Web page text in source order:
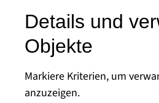
Details und
Objekte
Markiere Kriterien, um
anzuzeigen.